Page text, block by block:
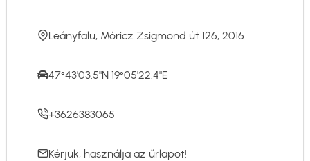
Leányfalu, Móricz Zsigmond út 126, 2016
47°43'03.5"N 19°05'22.4"E
+3626383065
Kérjük, használja az űrlapot!